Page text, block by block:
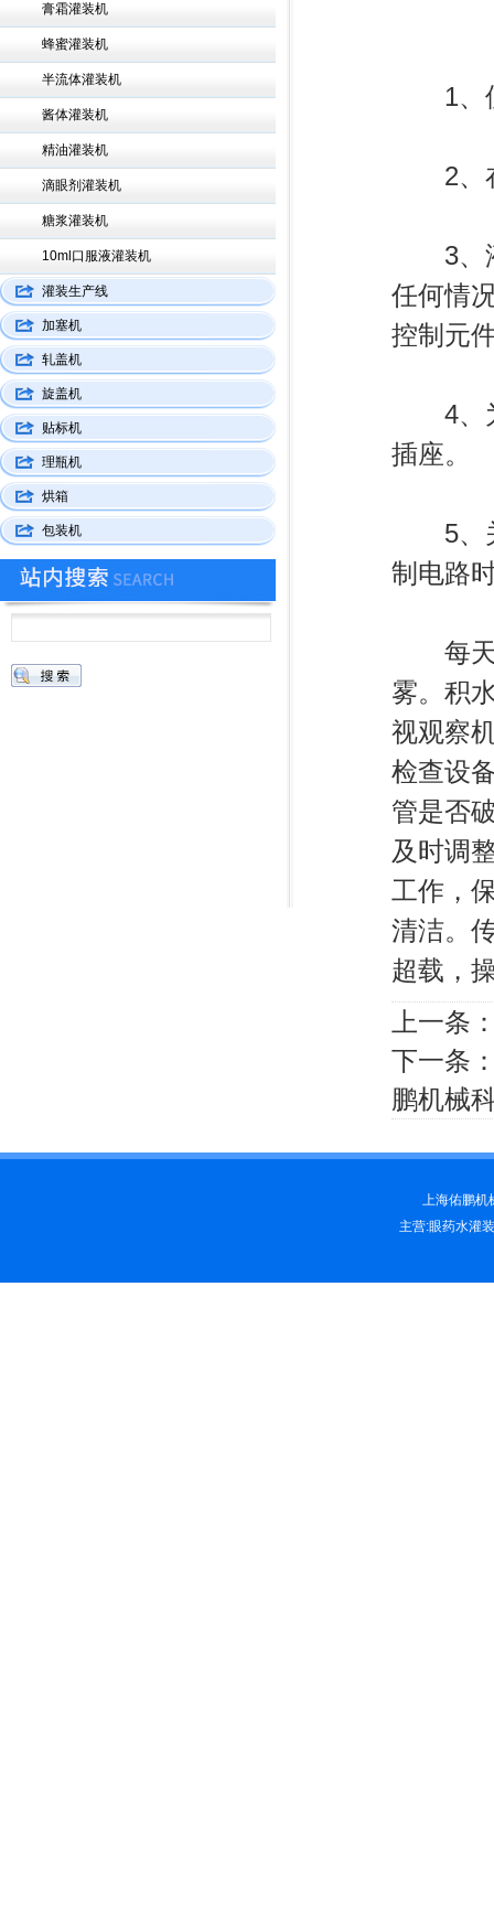
1、使
2、在
3、液
任何情
控制元
4、为
插座。
5、关
制电路
每天
雾。积
视观察
检查设
管是否
及时调
工作，
清洁。
超载，
上一条
下一条
鹏机械
膏霜灌装机
蜂蜜灌装机
半流体灌装机
酱体灌装机
精油灌装机
滴眼剂灌装机
糖浆灌装机
10ml口服液灌装机
灌装生产线
加塞机
轧盖机
旋盖机
贴标机
理瓶机
烘箱
包装机
上海佑鹏机
主营:眼药水灌